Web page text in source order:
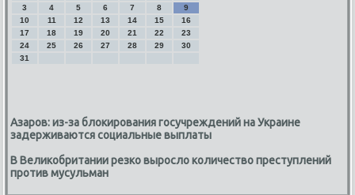
3
4 5 6 7 8
9
10
11 12 13 14 15
16
17
18 19 20 21 22
23
24
25 26 27 28 29
30
31
Азаров: из-за блокирования госучреждений на Украине
задерживаются социальные выплаты
В Великобритании резко выросло количество преступлений
против мусульман